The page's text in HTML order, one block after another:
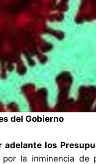
del Gobierno
los
por la inminencia de